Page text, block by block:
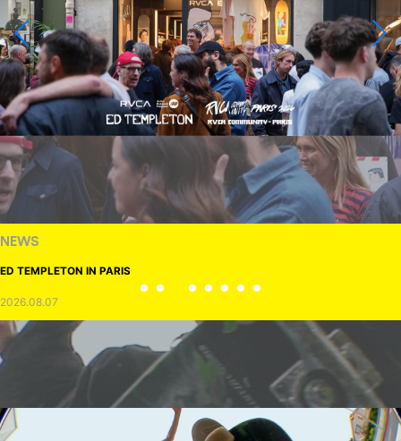
NEWS
ED TEMPLETON IN PARIS
2026.08.07